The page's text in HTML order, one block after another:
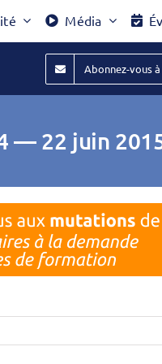
Média
Abonnez-vous
— 22 juin